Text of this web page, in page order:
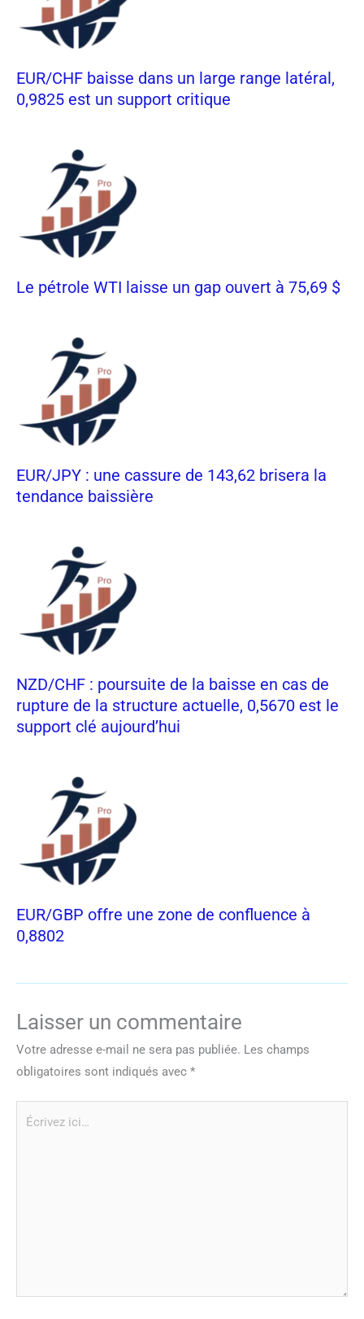
EUR/CHF baisse dans un large range latéral,
0,9825 est un support critique
Le pétrole WTI laisse un gap ouvert à 75,69 $
EUR/JPY : une cassure de 143,62 brisera la
tendance baissière
NZD/CHF : poursuite de la baisse en cas de
rupture de la structure actuelle, 0,5670 est le
support clé aujourd’hui
EUR/GBP offre une zone de confluence à
0,8802
Laisser un commentaire
Votre adresse e-mail ne sera pas publiée. Les champs
obligatoires sont indiqués avec *